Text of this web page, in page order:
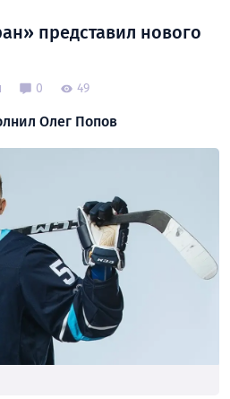
представил нового
0 49
Олег Попов